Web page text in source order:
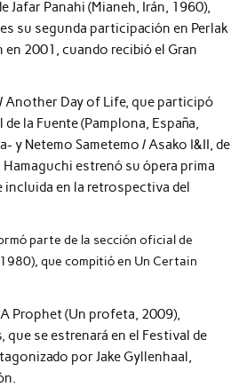
Jafar Panahi (Mianeh, Irán, 1960),
su segunda participación en Perlak
en 2001, cuando recibió el Gran
Another Day of Life, que participó
la Fuente (Pamplona, España,
y Netemo Sametemo / Asako I&II, de
estrenó su ópera prima
incluida en la retrospectiva del
parte de la sección oficial de
que compitió en Un Certain
Prophet (Un profeta, 2009),
se estrenará en el Festival de
por Jake Gyllenhaal,